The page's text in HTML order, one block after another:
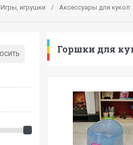
Игры, игрушки Аксессуары для кукол
Горшки для